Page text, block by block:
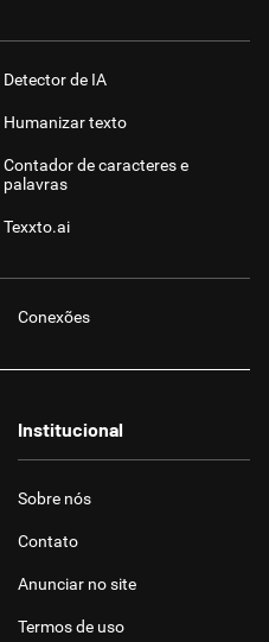
Detector de IA
Humanizar texto
Contador de caracteres e
palavras
Texxto.ai
Conexões
Institucional
Sobre nós
Contato
Anunciar no site
Termos de uso